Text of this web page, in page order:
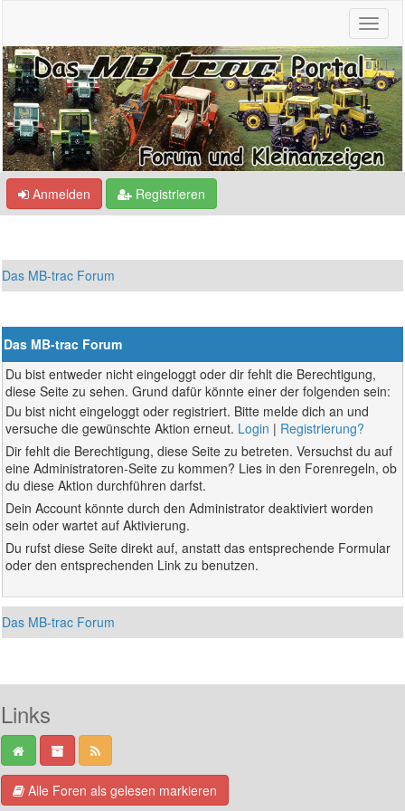
Anmelden Registrieren
Das MB-trac Forum
Das MB-trac Forum
Du bist entweder nicht eingeloggt oder dir fehlt die Berechtigung,
diese Seite zu sehen. Grund dafür könnte einer der folgenden sein:
Du bist nicht eingeloggt oder registriert. Bitte melde dich an und
versuche die gewünschte Aktion erneut. Login | Registrierung?
Dir fehlt die Berechtigung, diese Seite zu betreten. Versuchst du auf
eine Administratoren-Seite zu kommen? Lies in den Forenregeln, ob
du diese Aktion durchführen darfst.
Dein Account könnte durch den Administrator deaktiviert worden
sein oder wartet auf Aktivierung.
Du rufst diese Seite direkt auf, anstatt das entsprechende Formular
oder den entsprechenden Link zu benutzen.
Das MB-trac Forum
Links
Alle Foren als gelesen markieren